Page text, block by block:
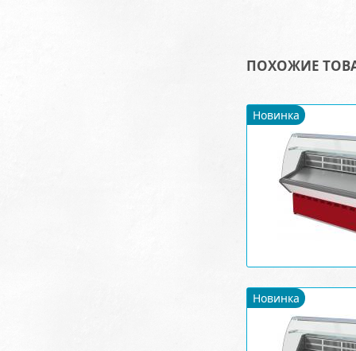
ПОХОЖИЕ
Новинка
Новинка